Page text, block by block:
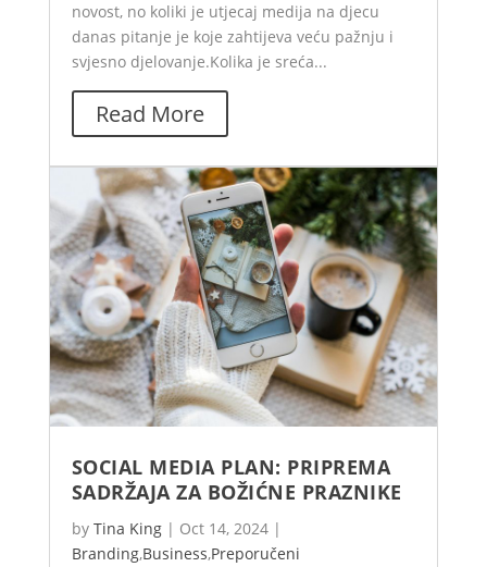
novost, no koliki je utjecaj medija na djecu
danas pitanje je koje zahtijeva veću pažnju i
svjesno djelovanje.Kolika je sreća...
Read More
SOCIAL MEDIA PLAN: PRIPREMA
SADRŽAJA ZA BOŽIĆNE PRAZNIKE
by Tina King | Oct 14, 2024 |
Branding,Business,Preporučeni